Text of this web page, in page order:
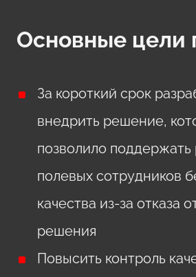
Основные цели
За короткий срок
внедрить решение,
позволило поддержать
полевых сотрудников
качества из-за отказа
решения
Повысить контроль